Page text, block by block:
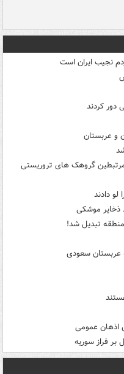
نجیب ایران است
دور کردند
و عربستان
دادند
ذخایر موشکی
منطقه تبدیل شد!
عربستان سعودی
بر فراز سوریه